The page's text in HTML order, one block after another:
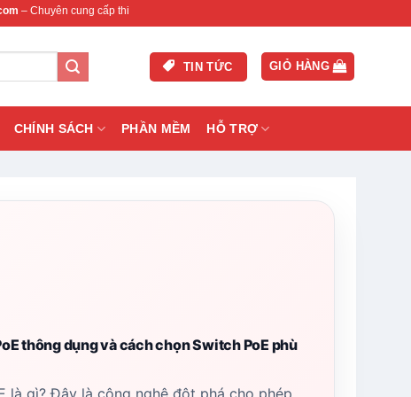
cấp thiết bị mạng & camera chính hãng, bảo hành , hỗ trợ nhanh.
TIN TỨC GIỎ HÀNG
CHÍNH SÁCH PHẦN MỀM HỖ TRỢ
thông dụng và cách chọn Switch PoE phù
là gì? Đây là công nghệ đột phá cho phép